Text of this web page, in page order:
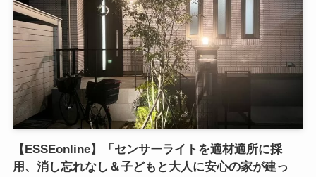
【ESSEonline】「センサーライトを適材適所に採
用、消し忘れなし＆子どもと大人に安心の家が建っ